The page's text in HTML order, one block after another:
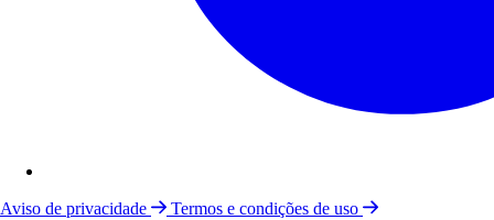
Aviso de privacidade
Termos e condições de uso